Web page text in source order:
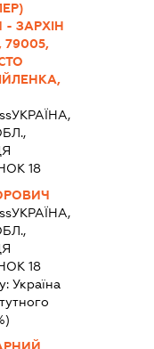
ЗАРХІН
УКРАЇНА,
18
УКРАЇНА,
18
Україна